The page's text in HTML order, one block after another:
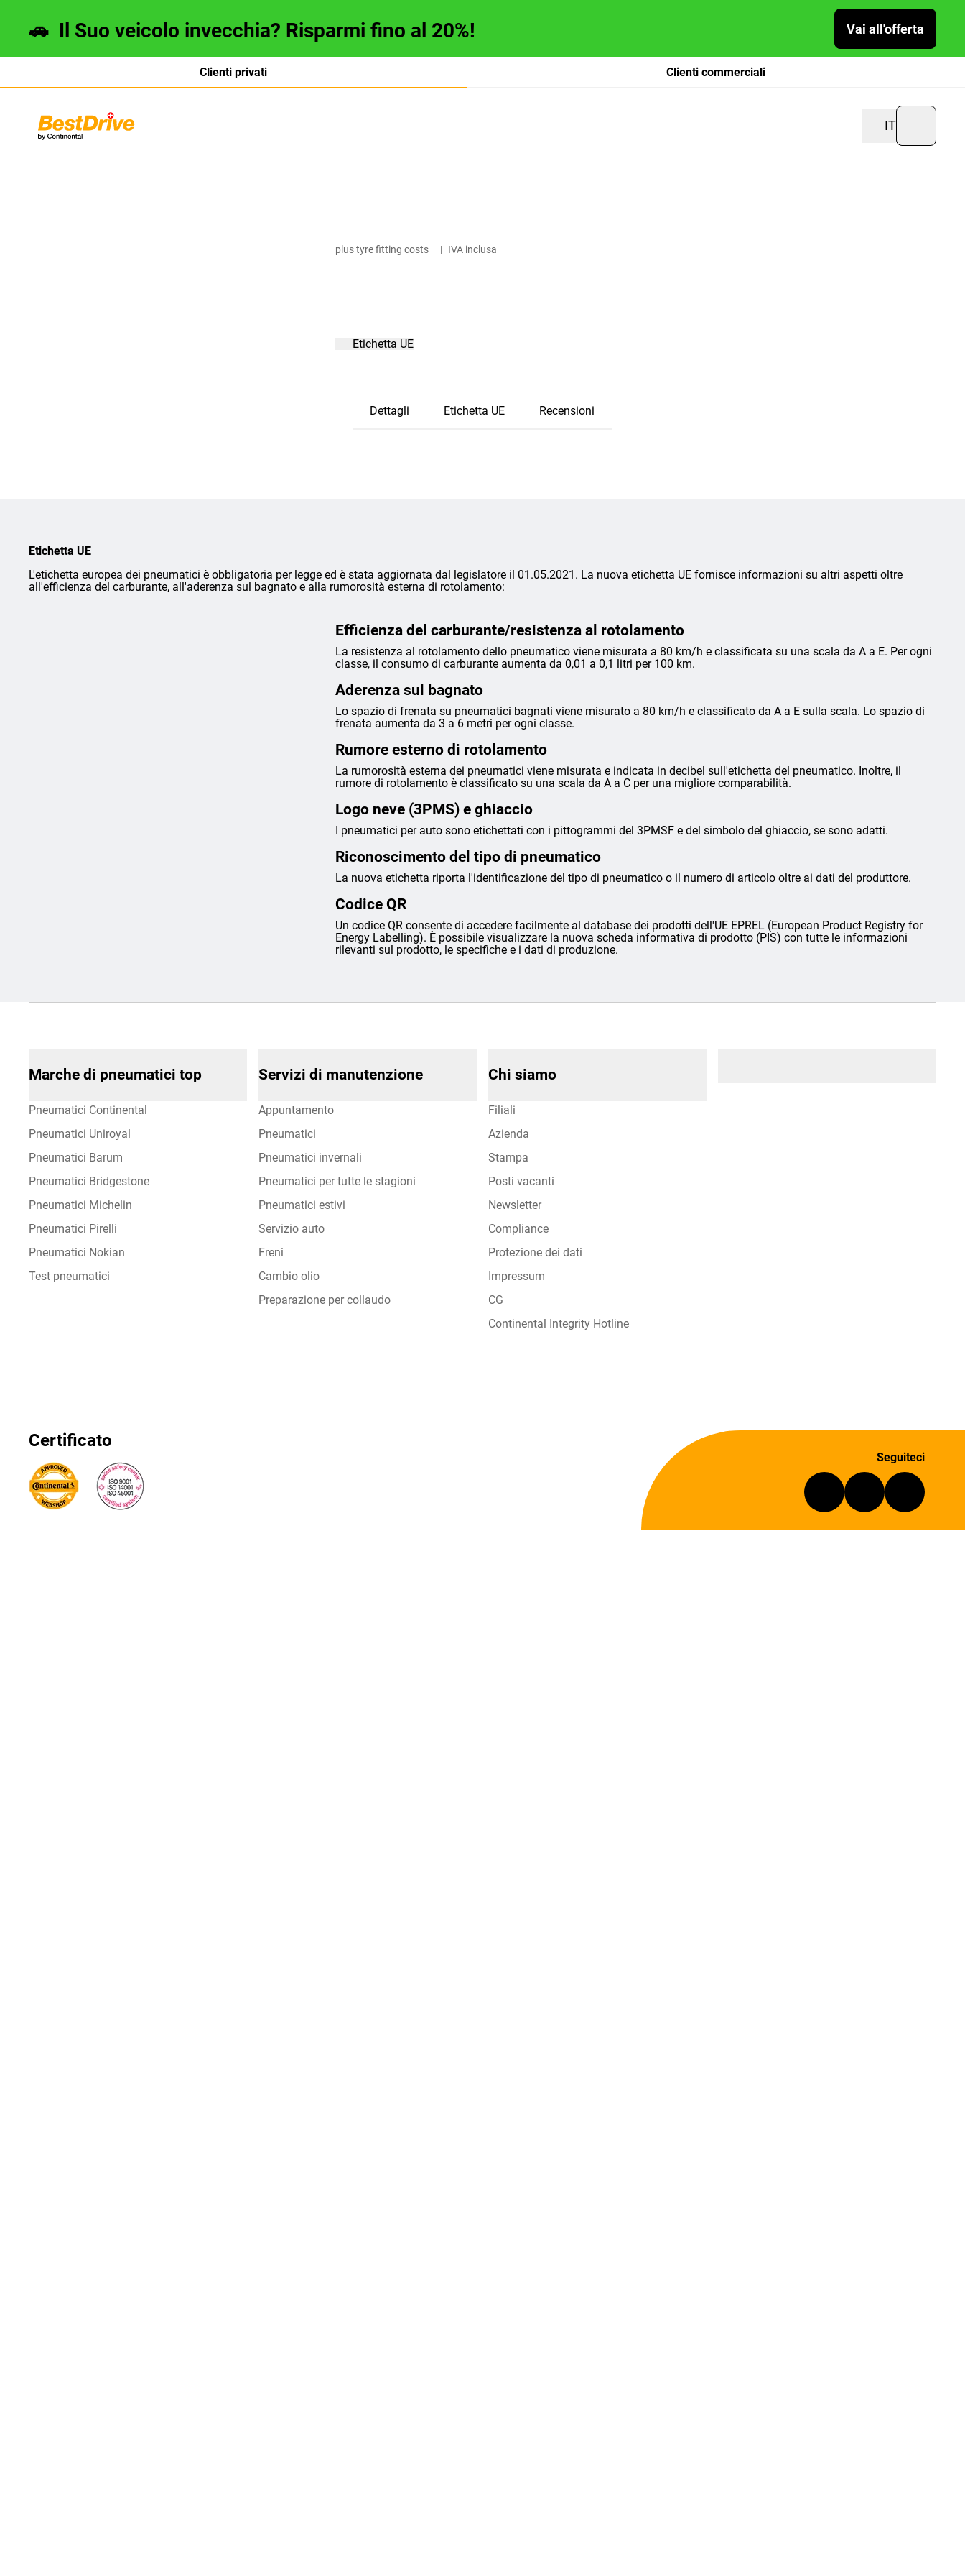
🚗 Il Suo veicolo invecchia? Risparmi fino al 20%! Vai all'offerta
Clienti privati Clienti commerciali
IT
Deutsch
plus tyre fitting costs | IVA inclusa
Etichetta UE
Dettagli Etichetta UE Recensioni
Etichetta UE
L'etichetta europea dei pneumatici è obbligatoria per legge ed è stata aggiornata dal legislatore il 01.05.2021. La nuova etichetta UE fornisce informazioni su altri aspetti oltre
all'efficienza del carburante, all'aderenza sul bagnato e alla rumorosità esterna di rotolamento:
Efficienza del carburante/resistenza al rotolamento
La resistenza al rotolamento dello pneumatico viene misurata a 80 km/h e classificata su una scala da A a E. Per ogni
classe, il consumo di carburante aumenta da 0,01 a 0,1 litri per 100 km.
Aderenza sul bagnato
Lo spazio di frenata su pneumatici bagnati viene misurato a 80 km/h e classificato da A a E sulla scala. Lo spazio di
frenata aumenta da 3 a 6 metri per ogni classe.
Rumore esterno di rotolamento
La rumorosità esterna dei pneumatici viene misurata e indicata in decibel sull'etichetta del pneumatico. Inoltre, il
rumore di rotolamento è classificato su una scala da A a C per una migliore comparabilità.
Logo neve (3PMS) e ghiaccio
I pneumatici per auto sono etichettati con i pittogrammi del 3PMSF e del simbolo del ghiaccio, se sono adatti.
Riconoscimento del tipo di pneumatico
La nuova etichetta riporta l'identificazione del tipo di pneumatico o il numero di articolo oltre ai dati del produttore.
Codice QR
Un codice QR consente di accedere facilmente al database dei prodotti dell'UE EPREL (European Product Registry for
Energy Labelling). È possibile visualizzare la nuova scheda informativa di prodotto (PIS) con tutte le informazioni
rilevanti sul prodotto, le specifiche e i dati di produzione.
Marche di pneumatici top
Pneumatici Continental
Pneumatici Uniroyal
Pneumatici Barum
Pneumatici Bridgestone
Pneumatici Michelin
Pneumatici Pirelli
Pneumatici Nokian
Test pneumatici
Servizi di manutenzione
Appuntamento
Pneumatici
Pneumatici invernali
Pneumatici per tutte le stagioni
Pneumatici estivi
Servizio auto
Freni
Cambio olio
Preparazione per collaudo
Chi siamo
Filiali
Azienda
Stampa
Posti vacanti
Newsletter
Compliance
Protezione dei dati
Impressum
CG
Continental Integrity Hotline
Certificato
Seguiteci